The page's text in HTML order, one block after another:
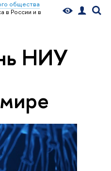
общества
в России и в
НИУ